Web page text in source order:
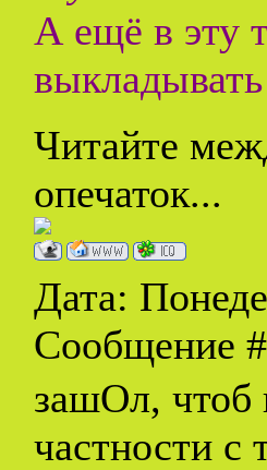
А ещё в эту
Читайте
опечаток...
Дата:
Сообщение
зашОл, чтоб
частности с